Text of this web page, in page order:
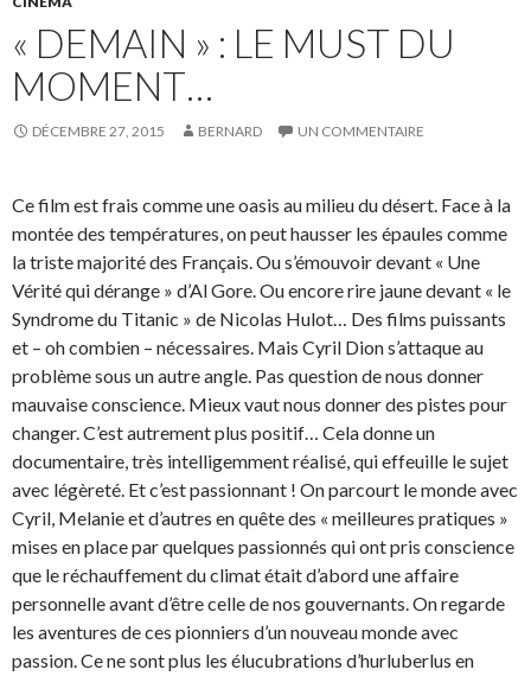
« DEMAIN » : LE MUST DU
MOMENT…
DÉCEMBRE 27, 2015 BERNARD UN COMMENTAIRE
Ce film est frais comme une oasis au milieu du désert. Face à la
montée des températures, on peut hausser les épaules comme
la triste majorité des Français. Ou s’émouvoir devant « Une
Vérité qui dérange » d’Al Gore. Ou encore rire jaune devant « le
Syndrome du Titanic » de Nicolas Hulot… Des films puissants
et – oh combien – nécessaires. Mais Cyril Dion s’attaque au
problème sous un autre angle. Pas question de nous donner
mauvaise conscience. Mieux vaut nous donner des pistes pour
changer. C’est autrement plus positif… Cela donne un
documentaire, très intelligemment réalisé, qui effeuille le sujet
avec légèreté. Et c’est passionnant ! On parcourt le monde avec
Cyril, Melanie et d’autres en quête des « meilleures pratiques »
mises en place par quelques passionnés qui ont pris conscience
que le réchauffement du climat était d’abord une affaire
personnelle avant d’être celle de nos gouvernants. On regarde
les aventures de ces pionniers d’un nouveau monde avec
passion. Ce ne sont plus les élucubrations d’hurluberlus en